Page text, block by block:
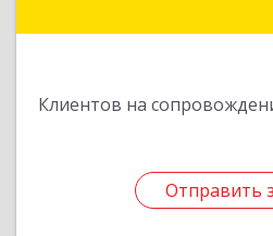
Клиентов на
Отправить
Отправить